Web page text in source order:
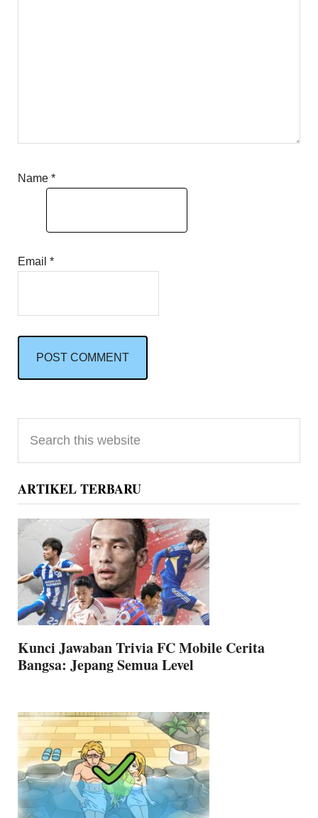
Name*
Email*
Primary
Sidebar
this
website
ARTIKEL TERBARU
Kunci Jawaban Trivia FC Mobile Cerita
Bangsa: Jepang Semua Level